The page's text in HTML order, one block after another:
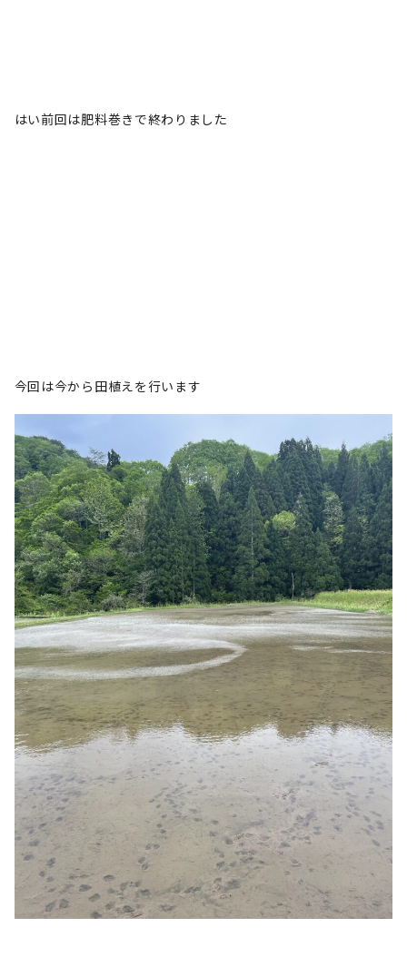
はい前回は肥料巻きで終わりました
今回は今から田植えを行います